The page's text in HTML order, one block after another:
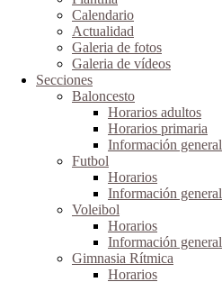
Calendario
Actualidad
Galeria de fotos
Galeria de vídeos
Secciones
Baloncesto
Horarios adultos
Horarios primaria
Información general
Futbol
Horarios
Información general
Voleibol
Horarios
Información general
Gimnasia Rítmica
Horarios